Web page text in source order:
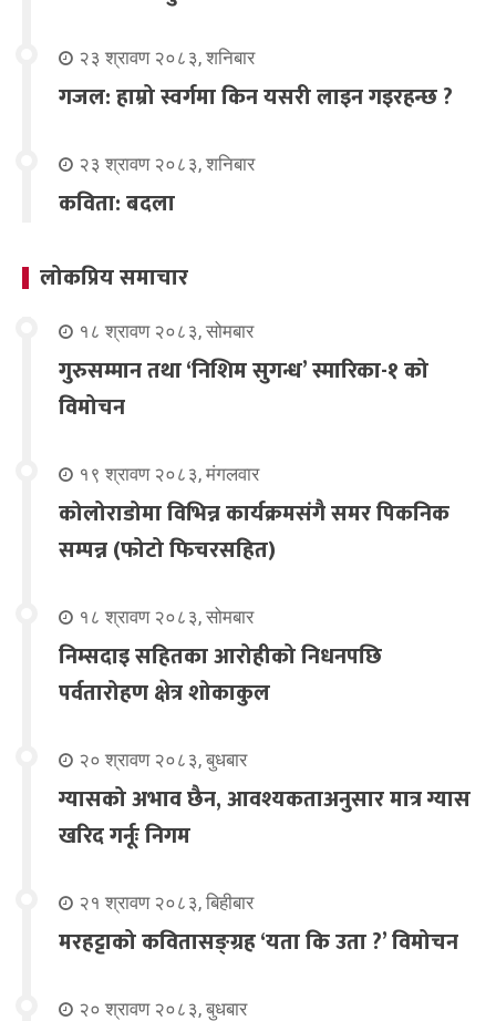
२३ श्रावण २०८३, शनिबार
गजल: हाम्रो स्वर्गमा किन यसरी लाइन गइरहन्छ ?
२३ श्रावण २०८३, शनिबार
कविता: बदला
लोकप्रिय समाचार
१८ श्रावण २०८३, सोमबार
गुरुसम्मान तथा ‘निशिम सुगन्ध’ स्मारिका-१ को
विमोचन
१९ श्रावण २०८३, मंगलवार
कोलोराडोमा विभिन्न कार्यक्रमसंगै समर पिकनिक
सम्पन्न (फोटो फिचरसहित)
१८ श्रावण २०८३, सोमबार
निम्सदाइ सहितका आरोहीको निधनपछि
पर्वतारोहण क्षेत्र शोकाकुल
२० श्रावण २०८३, बुधबार
ग्यासको अभाव छैन, आवश्यकताअनुसार मात्र ग्यास
खरिद गर्नूः निगम
२१ श्रावण २०८३, बिहीबार
मरहट्टाको कवितासङ्ग्रह ‘यता कि उता ?’ विमोचन
२० श्रावण २०८३, बुधबार